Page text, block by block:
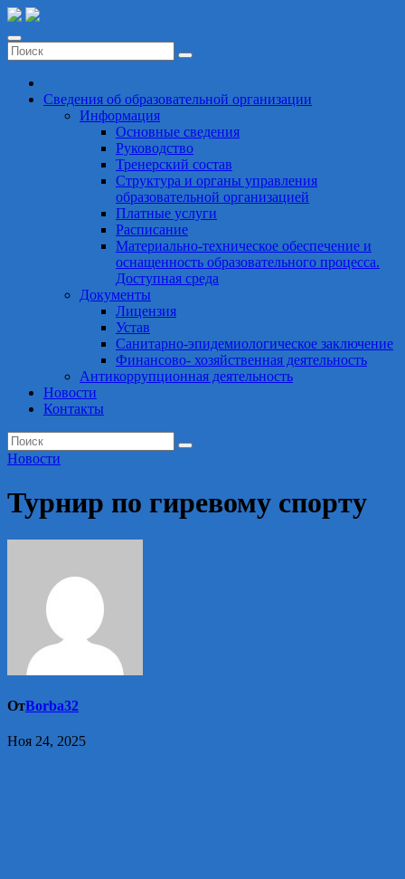
Перейти
к
содержимому
СШОР по Борьбе
Сведения об образовательной организации
Информация
Основные сведения
Руководство
Тренерский состав
Структура и органы управления
образовательной организацией
Платные услуги
Расписание
Материально-техническое обеспечение и
оснащенность образовательного процесса.
Доступная среда
Документы
Лицензия
Устав
Санитарно-эпидемиологическое заключение
Финансово- хозяйственная деятельность
Антикоррупционная деятельность
Новости
Контакты
Новости
Турнир по гиревому спорту
ОтBorba32
Ноя 24, 2025